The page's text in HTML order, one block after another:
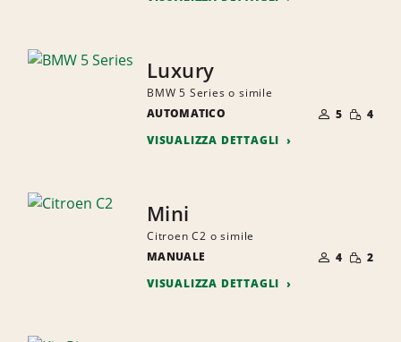
Luxury
BMW 5 Series o simile
AUTOMATICO
DI
PERSONE
5 RIDOTTA
4
VISUALIZZA DETTAGLI
Mini
Citroen C2 o simile
MANUALE
DI
PERSONE
4 RIDOTTA
2
VISUALIZZA DETTAGLI